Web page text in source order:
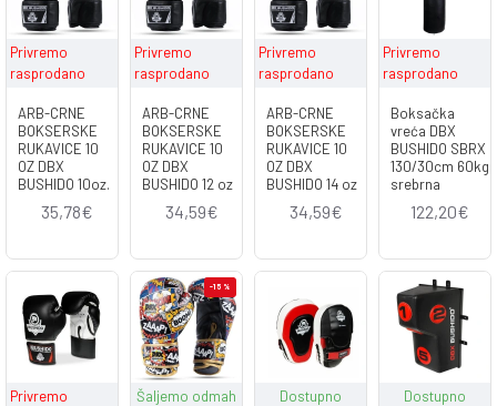
Privremo
rasprodano
ARB-CRNE
BOKSERSKE
RUKAVICE 10
OZ DBX
BUSHIDO 10oz.
35,78€
Privremo
rasprodano
ARB-CRNE
BOKSERSKE
RUKAVICE 10
OZ DBX
BUSHIDO 12 oz
34,59€
Privremo
rasprodano
ARB-CRNE
BOKSERSKE
RUKAVICE 10
OZ DBX
BUSHIDO 14 oz
34,59€
Privremo
rasprodano
Boksačka
vreća DBX
BUSHIDO SBRX
130/30cm 60kg
srebrna
122,20€
Privremo
-15 %
Šaljemo odmah Dostupno Dostupno